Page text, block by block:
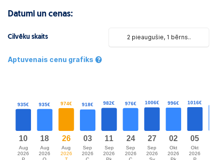
Datumi un cenas:
Cilvēku skaits 2 pieaugušie, 1 bērns..
Aptuvenais cenu grafiks